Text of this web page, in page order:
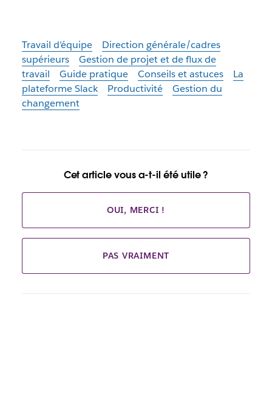
Travail d’équipe
Direction générale/cadres
supérieurs
Gestion de projet et de flux de
travail
Guide pratique Conseils et astuces
La
plateforme Slack
Productivité
Gestion du
changement
Cet article vous a-t-il été utile ?
OUI, MERCI !
PAS VRAIMENT